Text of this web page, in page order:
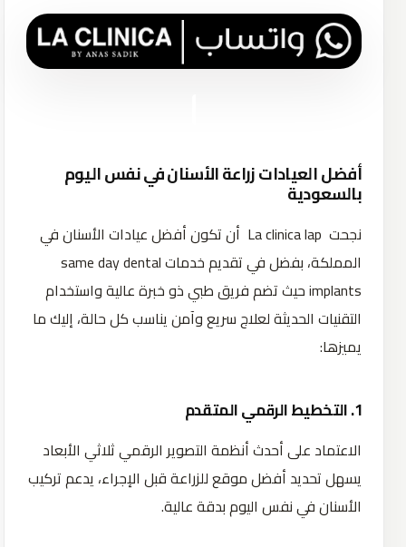
أفضل العيادات زراعة الأسنان في نفس اليوم
بالسعودية
نجحت La clinica lap أن تكون أفضل عيادات الأسنان في
المملكة، بفضل في تقديم خدمات same day dental
implants حيث تضم فريق طبي ذو خبرة عالية واستخدام
التقنيات الحديثة لعلاج سريع وآمن يناسب كل حالة، إليك ما
يميزها:
1. التخطيط الرقمي المتقدم
الاعتماد على أحدث أنظمة التصوير الرقمي ثلاثي الأبعاد
يسهل تحديد أفضل موقع للزراعة قبل الإجراء، يدعم تركيب
الأسنان في نفس اليوم بدقة عالية.